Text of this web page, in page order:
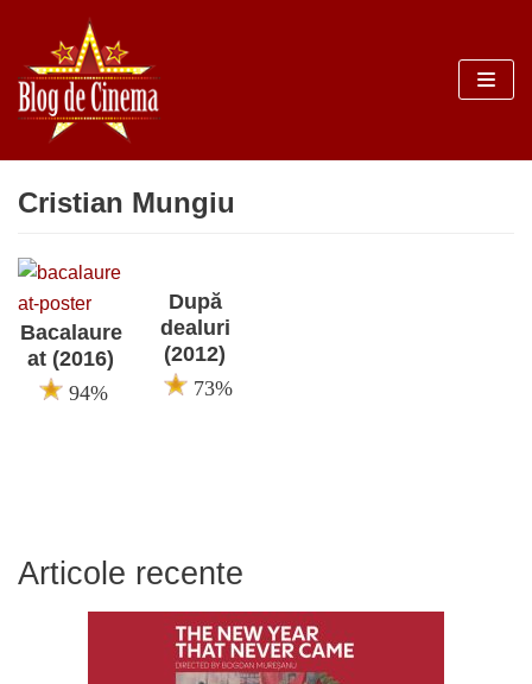
Sari
la
conținut
Cristian Mungiu
Bacalaure
at (2016)
94%
După
dealuri
(2012)
73%
Articole recente